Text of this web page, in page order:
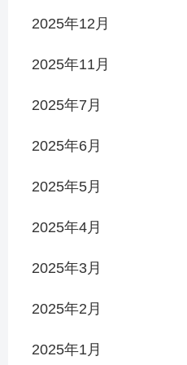
2025年12月
2025年11月
2025年7月
2025年6月
2025年5月
2025年4月
2025年3月
2025年2月
2025年1月